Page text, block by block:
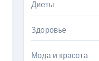
Диеты
Здоровье
Мода и красота